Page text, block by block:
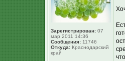
Зарегистрирован: 07
мар 2011 14:36
Сообщения: 11746
Откуда: Краснодарский
край